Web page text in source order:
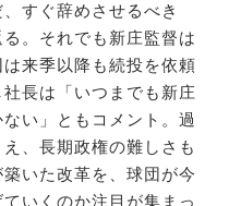
すぐ辞めさせるべき
。それでも新庄監督は
来季以降も続投を依頼
長は「いつまでも新庄
い」ともコメント。過
、長期政権の難しさも
いた改革を、球団が今
いくのか注目が集まっ